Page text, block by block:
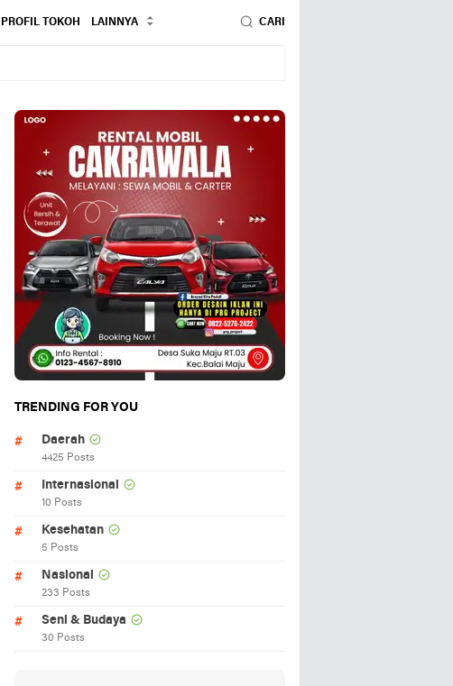
PROFIL TOKOH LAINNYA CARI
TRENDING FOR YOU
Daerah
4425 Posts
Internasional
10 Posts
Kesehatan
5 Posts
Nasional
233 Posts
Seni & Budaya
30 Posts